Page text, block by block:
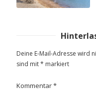
Deine E-Mail-Adresse wird
sind mit* markiert
Kommentar*